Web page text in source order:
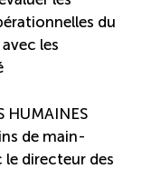
du
les
HUMAINES
de main-
directeur des